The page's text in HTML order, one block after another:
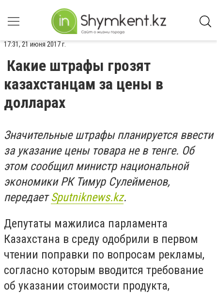
17:31, 21 июня 2017 г.
Какие штрафы грозят
казахстанцам за цены в
долларах
Значительные штрафы планируется ввести
за указание цены товара не в тенге. Об
этом сообщил министр национальной
экономики РК Тимур Сулейменов,
передаетSputniknews.kz.
Депутаты мажилиса парламента
Казахстана в среду одобрили в первом
чтении поправки по вопросам рекламы,
согласно которым вводится требование
об указании стоимости продукта,